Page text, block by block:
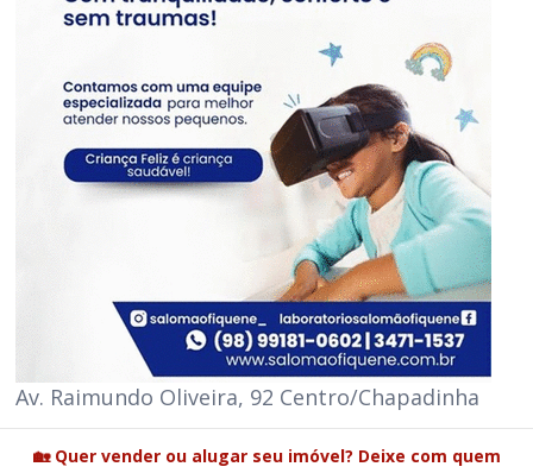
Av. Raimundo Oliveira, 92 Centro/Chapadinha
🏡 Quer vender ou alugar seu imóvel? Deixe com quem